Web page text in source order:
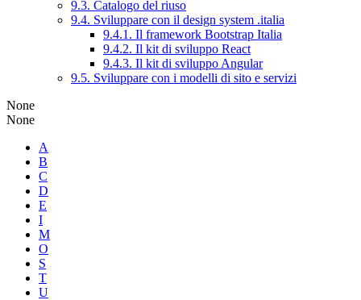
9.3. Catalogo del riuso
9.4. Sviluppare con il design system .italia
9.4.1. Il framework Bootstrap Italia
9.4.2. Il kit di sviluppo React
9.4.3. Il kit di sviluppo Angular
9.5. Sviluppare con i modelli di sito e servizi
None
None
A
B
C
D
E
I
M
O
S
T
U